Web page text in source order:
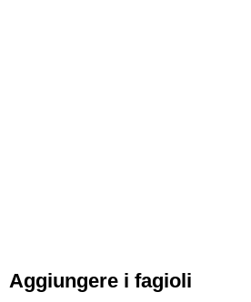
Aggiungere i fagioli